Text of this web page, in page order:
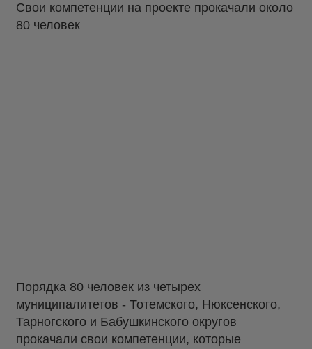
Свои компетенции на проекте прокачали около
80 человек
Порядка 80 человек из четырех
муниципалитетов - Тотемского, Нюксенского,
Тарногского и Бабушкинского округов
прокачали свои компетенции, которые